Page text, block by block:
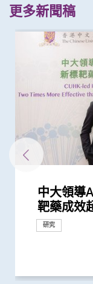
更多新聞稿
中大領導
靶藥成效
研究
中大率國
新典範
研究
中大醫學
相比傳統
小細胞肺
中大醫學
療結合化
癌患者開
中大醫學
學府學者
表彰他推
中大證新
晚期肺癌
研究
中大研究
獎項及榮譽
中大與多
研究 逾半
惡化 因特
中大領導
D3S-001
腸癌、胰
中大醫學
將血液中
抗癌療法
中大與國
Lorlatinib
胞肺癌一
中大醫學
疫療法開
研究
中大醫學
共同領導
輯治療肺
莫樹錦教
成就獎」
「個人化
基因解碼
學路前瞻
研究
中大李樹
教授就職
研討會
中大成功
揭一種免
助癌細胞
中大研發
配方治療
延長一倍
中大醫學
研究
中大醫學
藥性
研究
中大發現
重要角色
研究
中大完成
微波消融
外科創新技術
中大卓越
及基因測
為難治型
中大研發
性抗擊膽
研究
中大成功
氣管鏡檢
外科創新技術
中大醫學
死亡率冠
研究
中大拆解
內鏡檢查
研究
澄清 -- 聲
為假冒
回應
中大將開
首階段引
研究
中大成功
消融術」
外科創新技術
中大腫瘤
「傑出癌
獎項及榮譽
中大利用
航支氣管
取微細病
中大率跨
咽癌病人
研究
中大研究
長肝癌患
研究
中大兩研
獎項及榮譽
中大成功
破性結果
研究
中大與全
小中風新
研究
中大與多
發現及早
七成中風
盧煜明教
化醫學領
獎項及榮譽
中大證實
脈畸形
臨床服務